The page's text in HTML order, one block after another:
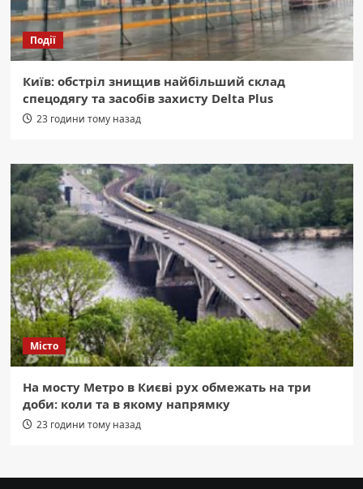
Події
Київ: обстріл знищив найбільший склад
спецодягу та засобів захисту Delta Plus
23 години тому назад
Місто
На мосту Метро в Києві рух обмежать на три
доби: коли та в якому напрямку
23 години тому назад